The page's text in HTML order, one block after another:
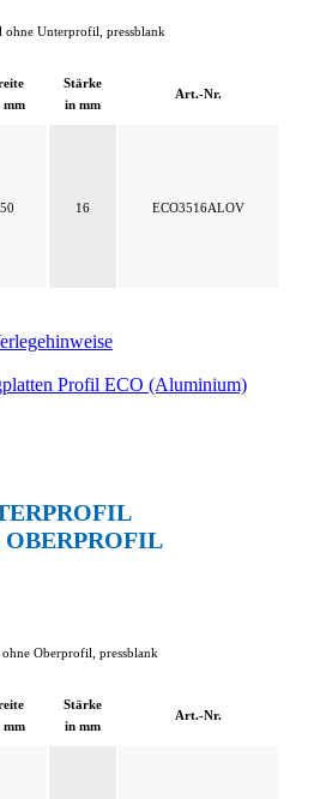
Unterprofil, pressblank
mm
Stärke
in mm
Art.-Nr.
50 16 ECO3516ALOV
Profil ECO (Aluminium)
OBERPROFIL
ohne Oberprofil, pressblank
mm
Stärke
in mm
Art.-Nr.